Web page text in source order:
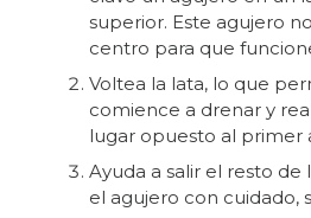
superior. Este agujero
centro para que
Voltea la lata, lo que
comience a drenar y
lugar opuesto al primer
Ayuda a salir el resto
el agujero con cuidado,